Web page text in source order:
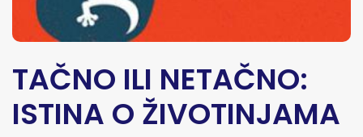
TAČNO ILI NETAČNO:
ISTINA O ŽIVOTINJAMA